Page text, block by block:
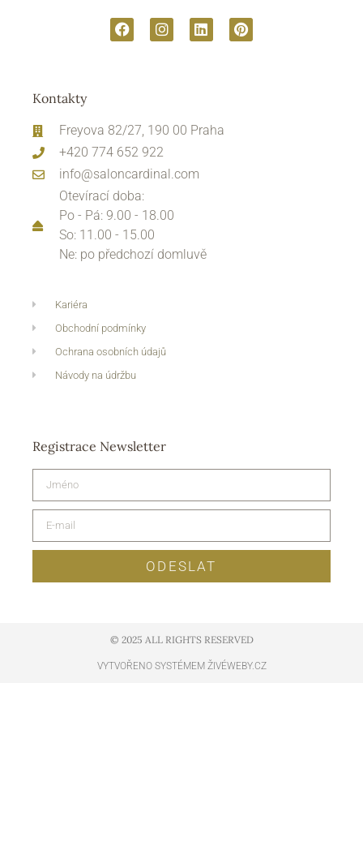
Kontakty
Freyova 82/27, 190 00 Praha
+420 774 652 922
info@saloncardinal.com
Otevírací doba:
Po - Pá: 9.00 - 18.00
So: 11.00 - 15.00
Ne: po předchozí domluvě
Kariéra
Obchodní podmínky
Ochrana osobních údajů
Návody na údržbu
Registrace Newsletter
ODESLAT
© 2025 ALL RIGHTS RESERVED​
VYTVOŘENO SYSTÉMEM ŽIVÉWEBY.CZ